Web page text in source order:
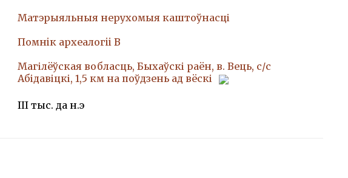
Матэрыяльныя нерухомыя каштоўнасці
Помнiк археалогii В
Магілёўская вобласць, Быхаўскі раён, в. Вець, с/с
Абідавіцкі, 1,5 км на поўдзень ад вёскі
ІІІ тыс. да н.э